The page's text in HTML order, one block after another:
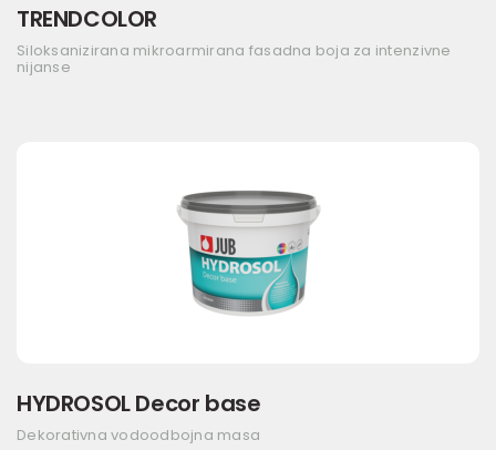
TRENDCOLOR
Siloksanizirana mikroarmirana fasadna boja za intenzivne
nijanse
HYDROSOL Decor base
Dekorativna vodoodbojna masa